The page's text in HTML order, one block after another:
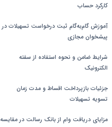
کارکرد حساب
آموزش گام‌به‌گام ثبت درخواست تسهیلات در
پیشخوان مجازی
شرایط ضامن و نحوه استفاده از سفته
الکترونیک
جزئیات بازپرداخت اقساط و مدت زمان
تسویه تسهیلات
مزایای دریافت وام از بانک رسالت در مقایسه